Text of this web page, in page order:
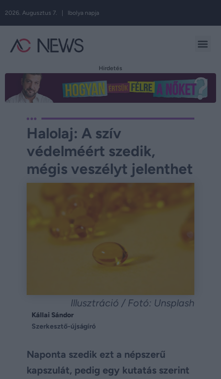
2026. Augusztus 7. | Ibolya napja
Hirdetés
Halolaj: A szív
védelméért szedik,
mégis veszélyt jelenthet
Illusztráció / Fotó: Unsplash
Kállai Sándor
Szerkesztő-újságíró
Naponta szedik ezt a népszerű
kapszulát, pedig egy kutatás szerint